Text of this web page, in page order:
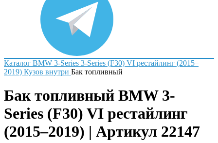
Каталог BMW 3-Series 3-Series (F30) VI рестайлинг (2015–
2019) Кузов внутри Бак топливный
Бак топливный BMW 3-
Series (F30) VI рестайлинг
(2015–2019) | Артикул 22147